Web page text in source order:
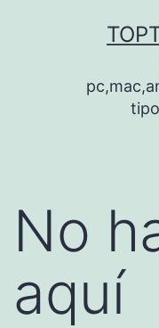
No
aquí